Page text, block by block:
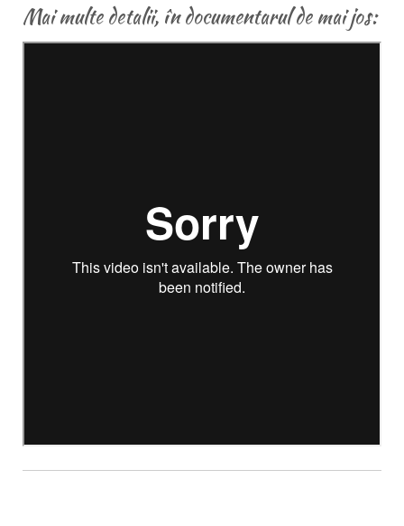
Mai multe detalii, în documentarul de mai jos: